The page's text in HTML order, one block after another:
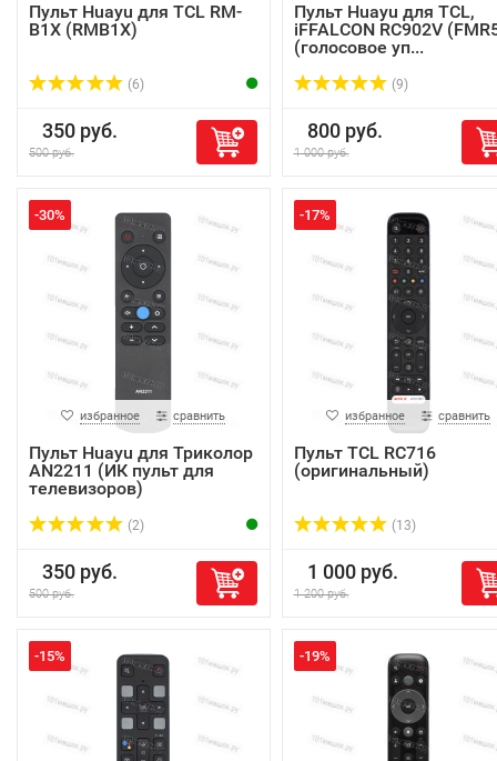
Пульт Huayu для TCL RM-
B1X (RMB1X)
(6)
350 руб.
500 руб.
Пульт Huayu для TCL,
iFFALCON RC902V
(голосовое уп...
(9)
800 руб.
1 000 руб.
-30%
избранное сравнить
Пульт Huayu для Триколор
AN2211 (ИК пульт для
телевизоров)
(2)
350 руб.
500 руб.
-17%
избранное сравнить
Пульт TCL RC716
(оригинальный)
(13)
1 000 руб.
1 200 руб.
-15% -19%